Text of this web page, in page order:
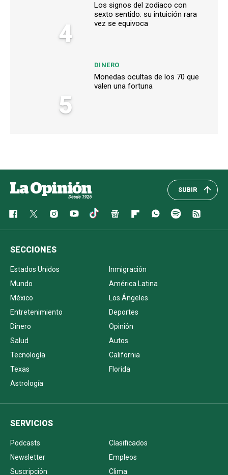
4
Los signos del zodiaco con
sexto sentido: su intuición rara
vez se equivoca
5
DINERO
Monedas ocultas de los 70 que
valen una fortuna
SUBIR
SECCIONES
Estados Unidos
Inmigración
Mundo
América Latina
México
Los Ángeles
Entretenimiento
Deportes
Dinero
Opinión
Salud
Autos
Tecnología
California
Texas
Florida
Astrología
SERVICIOS
Podcasts
Clasificados
Newsletter
Empleos
Suscripción
Clima